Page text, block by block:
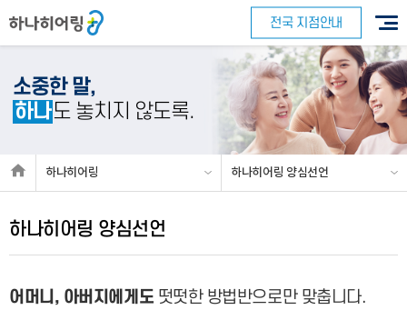
전국 지점안내
소중한 말,
하나도 놓치지 않도록.
하나히어링 하나히어링 양심선언
하나히어링 양심선언
어머니, 아버지에게도 떳떳한 방법반으로만 맞춥니다.